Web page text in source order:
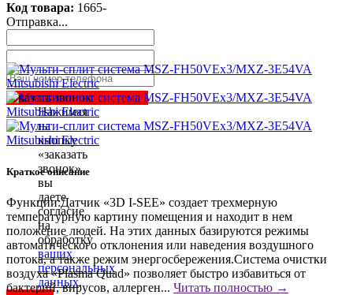
Код товара: 1665-
Отправка...
Заказать звонок
Нажимая
на
кнопку
«заказать
звонок»
вы
даете
согласие
на
обработку
ваших
персональных
данных.
Краткое описание
Функции:Датчик «3D I-SEE» создает трехмерную
температурную картину помещения и находит в нем
положение людей. На этих данных базируются режимы
автоматического отклонения или наведения воздушного
потока, а также режим энергосбережения.Система очистки
воздуха «Plasma Quad» позволяет быстро избавиться от
бактерий, вирусов, аллерген... Читать полностью →